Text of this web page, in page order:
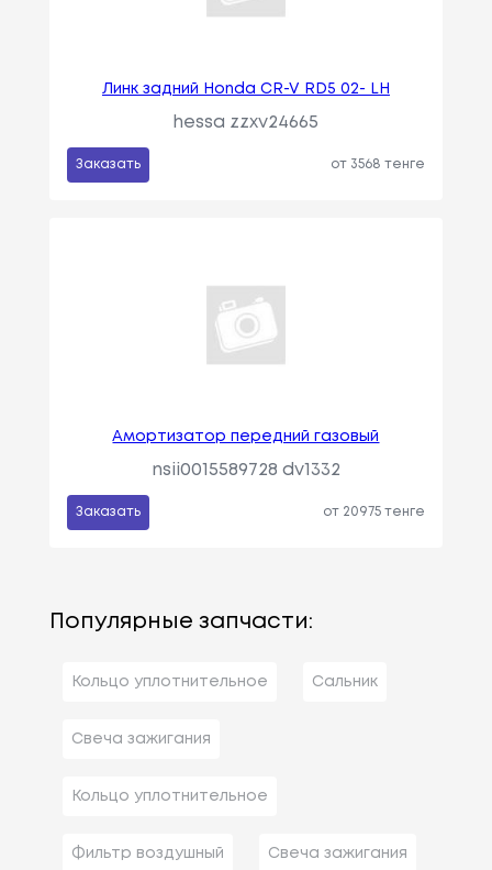
Линк задний Honda CR-V RD5 02- LH
hessa zzxv24665
Заказать от 3568 тенге
Амортизатор передний газовый
nsii0015589728 dv1332
Заказать от 20975 тенге
Популярные запчасти:
Кольцо уплотнительное Сальник
Свеча зажигания
Кольцо уплотнительное
Фильтр воздушный Свеча зажигания